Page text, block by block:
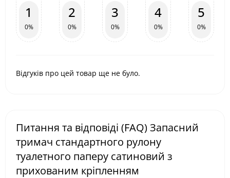
1
0%
2
0%
3
0%
4
0%
5
0%
Відгуків про цей товар ще не було.
Питання та відповіді (FAQ) Запасний
тримач стандартного рулону
туалетного паперу сатиновий з
прихованим кріпленням